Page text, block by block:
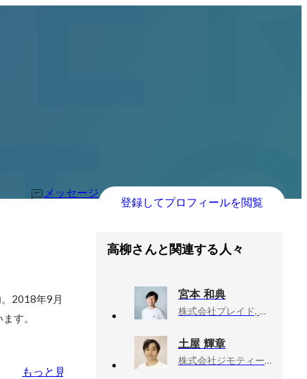
メッセージ
登録してプロフィールを閲覧
2018年9月
す。
もっと見る
高柳さんと関連する人々
宮本 和典
株式会社プレイド, Head of HRBP
土屋 輝章
株式会社ジモティー, 人事部 部長